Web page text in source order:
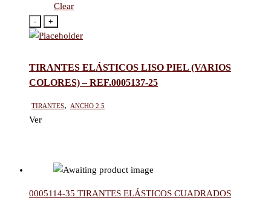
Clear
- +
TIRANTES ELÁSTICOS LISO PIEL (VARIOS
COLORES) – REF.0005137-25
Tirantes, Ancho 2.5
Ver
0005114-35 TIRANTES ELÁSTICOS CUADRADOS